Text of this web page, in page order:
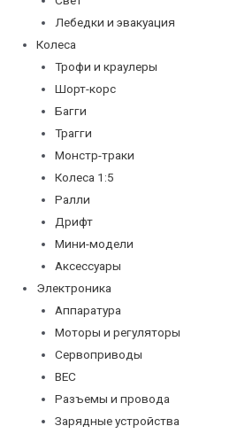
Лебедки и эвакуация
Колеса
Трофи и краулеры
Шорт-корс
Багги
Трагги
Монстр-траки
Колеса 1:5
Ралли
Дрифт
Мини-модели
Аксессуары
Электроника
Аппаратура
Моторы и регуляторы
Сервоприводы
BEC
Разъемы и провода
Зарядные устройства